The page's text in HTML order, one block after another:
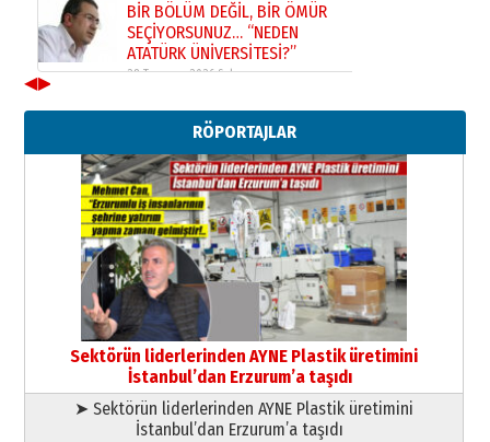
BİR BÖLÜM DEĞİL, BİR ÖMÜR
SEÇİYORSUNUZ… “NEDEN
ATATÜRK ÜNİVERSİTESİ?”
28 Temmuz 2026 Salı
Ahmed Yesevi’den bir Alperen…
”Reisimiz” idi… Hakka yürüdü.!
26 Mart 2026 Perşembe
Cem Bakırcı
Ardında bıraktığı hatıralarıyla
gönül adamı Faruk Terzioğlu!
13 Mayıs 2026 Çarşamba
Esat BİNDESEN
Başkan Sekmen’den Erzurum’a
bir vizyon proje daha!
02 Ağustos 2026 Pazar
◀▶
RÖPORTAJLAR
Sektörün liderlerinden AYNE Plastik üretimini
İstanbul’dan Erzurum’a taşıdı
➤ Sektörün liderlerinden AYNE Plastik üretimini
İstanbul’dan Erzurum’a taşıdı